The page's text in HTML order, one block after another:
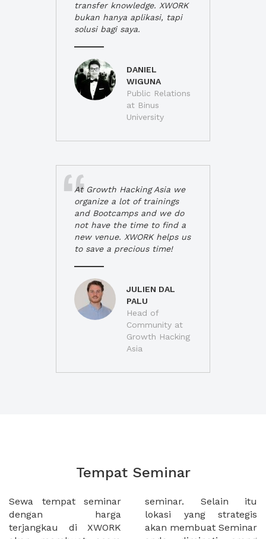
transfer knowledge. XWORK
bukan hanya aplikasi, tapi
solusi bagi saya.
DANIEL
WIGUNA
Public Relations
at Binus
University
At Growth Hacking Asia we
organize a lot of trainings
and Bootcamps and we do
not have the time to find a
new venue. XWORK helps us
to save a precious time!
JULIEN DAL
PALU
Head of
Community at
Growth Hacking
Asia
Tempat Seminar
Sewa tempat seminar
dengan harga
terjangkau di XWORK
seminar. Selain itu
lokasi yang strategis
akan membuat Seminar